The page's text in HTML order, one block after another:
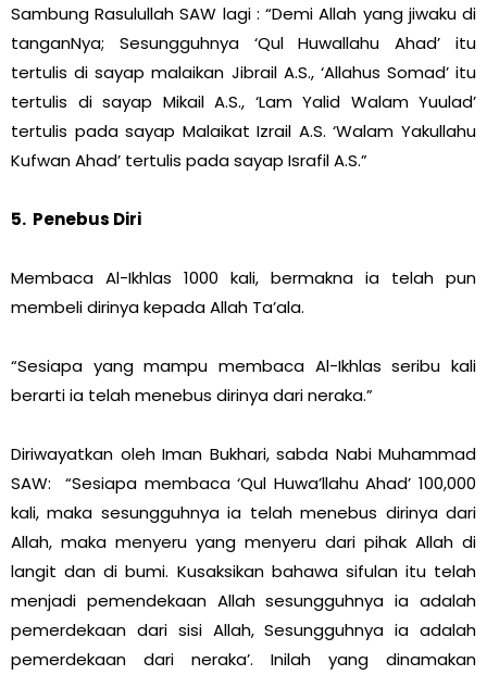
Sambung Rasulullah SAW lagi : “Demi Allah yang jiwaku di
tanganNya; Sesungguhnya ‘Qul Huwallahu Ahad’ itu
tertulis di sayap malaikan Jibrail A.S., ‘Allahus Somad’ itu
tertulis di sayap Mikail A.S., ‘Lam Yalid Walam Yuulad’
tertulis pada sayap Malaikat Izrail A.S. ‘Walam Yakullahu
Kufwan Ahad’ tertulis pada sayap Israfil A.S.”
5. Penebus Diri
Membaca Al-Ikhlas 1000 kali, bermakna ia telah pun
membeli dirinya kepada Allah Ta’ala.
“Sesiapa yang mampu membaca Al-Ikhlas seribu kali
berarti ia telah menebus dirinya dari neraka.”
Diriwayatkan oleh Iman Bukhari, sabda Nabi Muhammad
SAW: “Sesiapa membaca ‘Qul Huwa’llahu Ahad’ 100,000
kali, maka sesungguhnya ia telah menebus dirinya dari
Allah, maka menyeru yang menyeru dari pihak Allah di
langit dan di bumi. Kusaksikan bahawa sifulan itu telah
menjadi pemendekaan Allah sesungguhnya ia adalah
pemerdekaan dari sisi Allah, Sesungguhnya ia adalah
pemerdekaan dari neraka’. Inilah yang dinamakan